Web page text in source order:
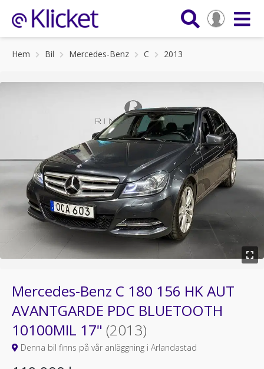
Hem Bil Mercedes-Benz C 2013
Mercedes-Benz C 180 156 HK AUT
AVANTGARDE PDC BLUETOOTH
10100MIL 17" (2013)
Denna bil finns på vår anläggning i Arlandastad